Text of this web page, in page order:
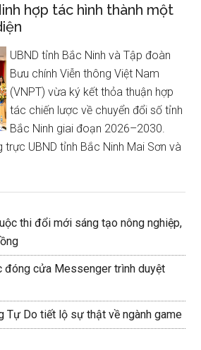
hợp tác hình thành một
UBND tỉnh Bắc Ninh và Tập đoàn
Bưu chính Viễn thông Việt Nam
(VNPT) vừa ký kết thỏa thuận hợp
tác chiến lược về chuyển đổi số tỉnh
Bắc Ninh giai đoạn 2026–2030.
trực UBND tỉnh Bắc Ninh Mai Sơn và
thi đổi mới sáng tạo nông nghiệp,
đóng cửa Messenger trình duyệt
Tự Do tiết lộ sự thật về ngành game